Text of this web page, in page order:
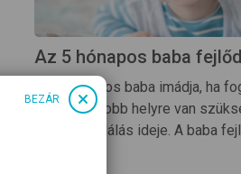
Az 5 hónapos baba
Az 5 hónapos baba imádja, ha
egyre nagyobb helyre van
a hozzátáplálás ideje. A baba
BEZÁR